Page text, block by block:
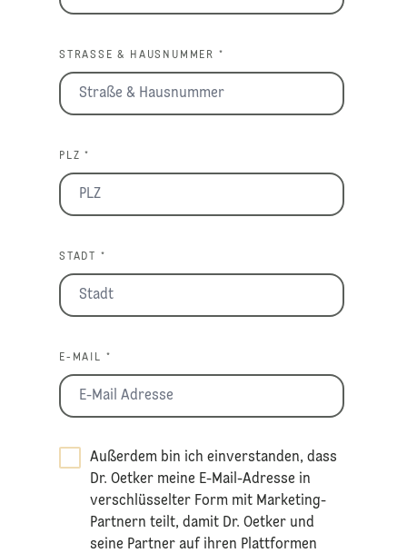
STRASSE & HAUSNUMMER *
PLZ *
STADT *
E-MAIL *
Außerdem bin ich einverstanden, dass
Dr. Oetker meine E-Mail-Adresse in
verschlüsselter Form mit Marketing-
Partnern teilt, damit Dr. Oetker und
seine Partner auf ihren Plattformen